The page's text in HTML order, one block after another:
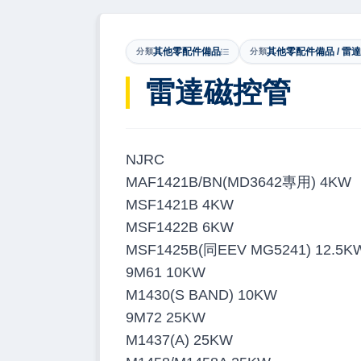
分類其他零配件備品 分類其他零配件備品 / 雷
雷達磁控管
NJRC
MAF1421B/BN(MD3642專用) 4KW
MSF1421B 4KW
MSF1422B 6KW
MSF1425B(同EEV MG5241)
9M61 10KW
M1430(S BAND) 10KW
9M72 25KW
M1437(A) 25KW